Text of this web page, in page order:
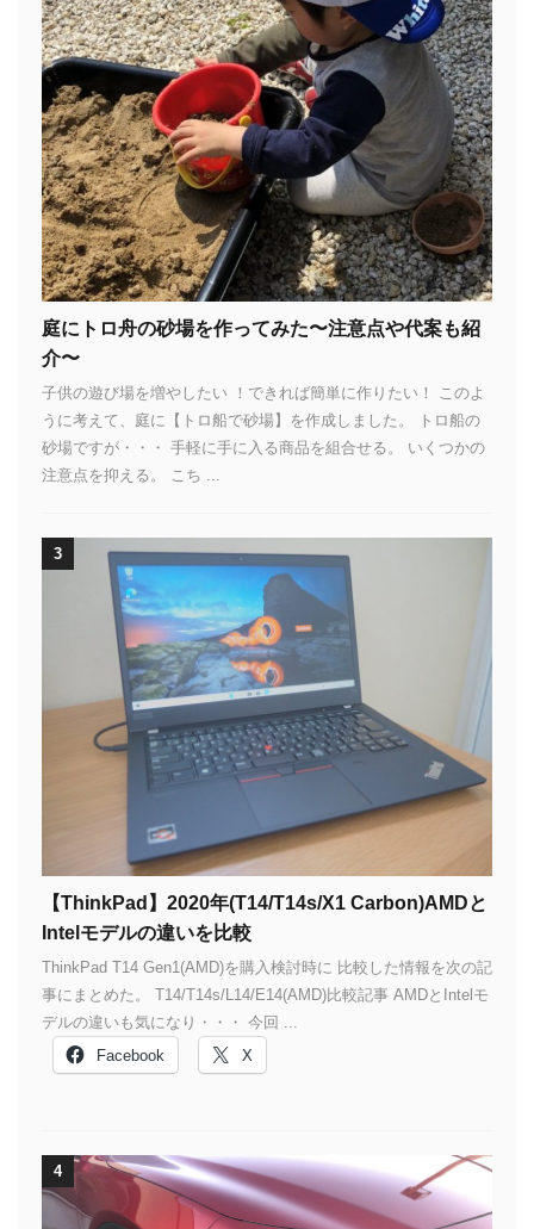
庭にトロ舟の砂場を作ってみた〜注意点や代案も紹
介〜
子供の遊び場を増やしたい ！できれば簡単に作りたい！ このよ
うに考えて、庭に【トロ船で砂場】を作成しました。 トロ船の
砂場ですが・・・ 手軽に手に入る商品を組合せる。 いくつかの
注意点を抑える。 こち ...
3
【ThinkPad】2020年(T14/T14s/X1 Carbon)AMDと
Intelモデルの違いを比較
ThinkPad T14 Gen1(AMD)を購入検討時に 比較した情報を次の記
事にまとめた。 T14/T14s/L14/E14(AMD)比較記事 AMDとIntelモ
デルの違いも気になり・・・ 今回 ...
Facebook
X
4